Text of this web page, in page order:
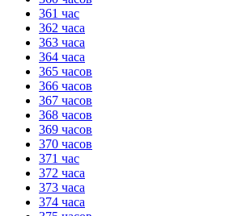
361 час
362 часа
363 часа
364 часа
365 часов
366 часов
367 часов
368 часов
369 часов
370 часов
371 час
372 часа
373 часа
374 часа